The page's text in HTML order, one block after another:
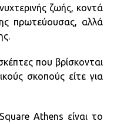
ζωής, κοντά
πρωτεύουσας, αλλά
που βρίσκονται
σκοπούς είτε για
Athens είναι το